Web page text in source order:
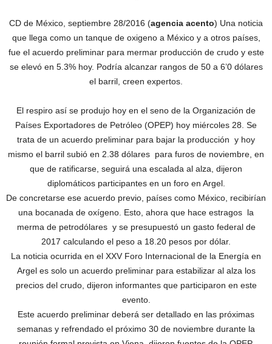
CD de México, septiembre 28/2016 (agencia acento) Una noticia
que llega como un tanque de oxigeno a México y a otros países,
fue el acuerdo preliminar para mermar producción de crudo y este
se elevó en 5.3% hoy. Podría alcanzar rangos de 50 a 6’0 dólares
el barril, creen expertos.
El respiro así se produjo hoy en el seno de la Organización de
Países Exportadores de Petróleo (OPEP) hoy miércoles 28. Se
trata de un acuerdo preliminar para bajar la producción y hoy
mismo el barril subió en 2.38 dólares para furos de noviembre, en
que de ratificarse, seguirá una escalada al alza, dijeron
diplomáticos participantes en un foro en Argel.
De concretarse ese acuerdo previo, países como México, recibirían
una bocanada de oxígeno. Esto, ahora que hace estragos la
merma de petrodólares y se presupuestó un gasto federal de
2017 calculando el peso a 18.20 pesos por dólar.
La noticia ocurrida en el XXV Foro Internacional de la Energía en
Argel es solo un acuerdo preliminar para estabilizar al alza los
precios del crudo, dijeron informantes que participaron en este
evento.
Este acuerdo preliminar deberá ser detallado en las próximas
semanas y refrendado el próximo 30 de noviembre durante la